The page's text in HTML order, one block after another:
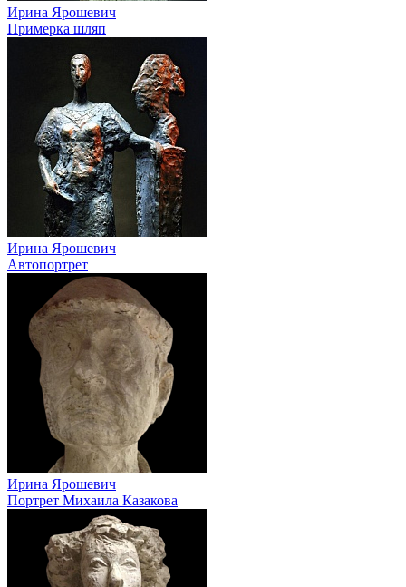
Ирина Ярошевич
Примерка шляп
Ирина Ярошевич
Автопортрет
Ирина Ярошевич
Портрет Михаила Казакова